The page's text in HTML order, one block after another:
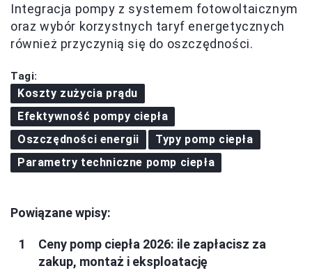
Integracja pompy z systemem fotowoltaicznym
oraz wybór korzystnych taryf energetycznych
również przyczynią się do oszczędności.
Tagi:
Koszty zużycia prądu
Efektywność pompy ciepła
Oszczędności energii
Typy pomp ciepła
Parametry techniczne pomp ciepła
Powiązane wpisy:
Ceny pomp ciepła 2026: ile zapłacisz za
zakup, montaż i eksploatację